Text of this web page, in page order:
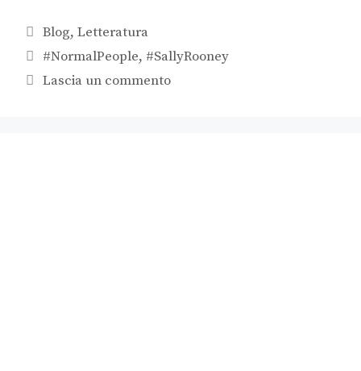
Blog,Letteratura
#NormalPeople, #SallyRooney
Lascia un commento